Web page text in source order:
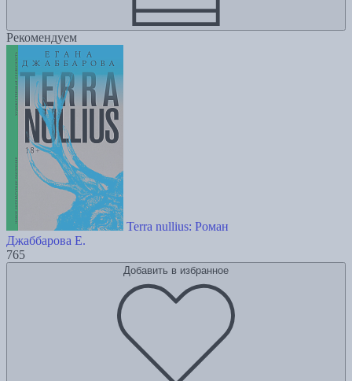
Рекомендуем
Terra nullius: Роман
Джаббарова Е.
765
Добавить в избранное